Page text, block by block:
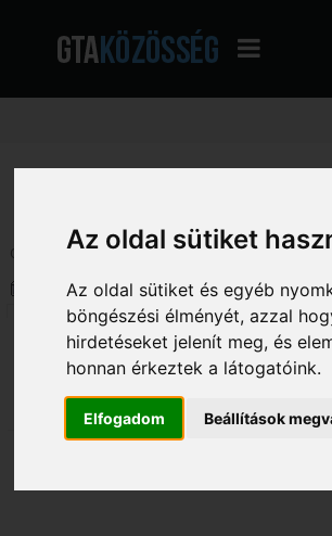
Az oldal sütiket
Az oldal sütiket és egyéb
böngészési élményét, azzal
hirdetéseket jelenít meg, és
honnan érkeztek a látogatóink.
Elfogadom Beállítások
Oldalak: [ 1 ]Le
Szerző Téma:
Doriftar
1741
Straight Outta Budapest
«Dátum:
Határidõ: